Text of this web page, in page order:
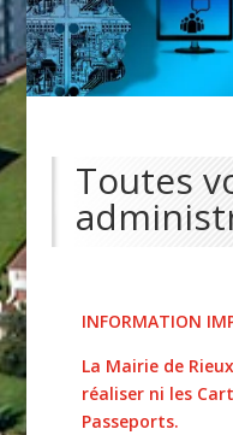
Toutes
INFORMATION
La Mairie de
réaliser ni les
Passeports.